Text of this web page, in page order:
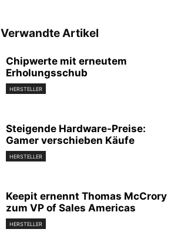
Verwandte Artikel
Chipwerte mit erneutem
Erholungsschub
HERSTELLER
Steigende Hardware-Preise:
Gamer verschieben Käufe
HERSTELLER
Keepit ernennt Thomas McCrory
zum VP of Sales Americas
HERSTELLER